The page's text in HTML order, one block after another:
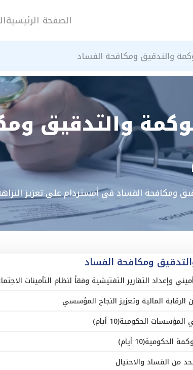
الصفحة الرئيسية
والتدقيق ومكافحة الفساد
والتدقيق
ومكافحة الفساد في أمستردام على تعزيز
ومكافحة الفساد
وإعداد التقارير التفتيشية وفقاً لنظام التأمينات
الرقابة المالية وتعزيز النجاح المؤسسي
الحكومية(10 أيام)
أيام)
من الفساد والاحتيال